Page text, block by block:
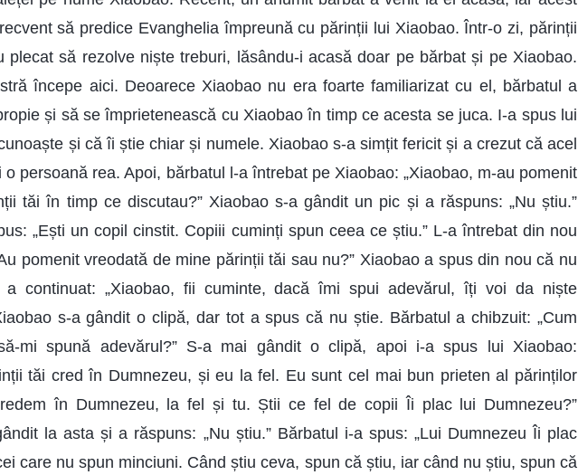
să predice Evanghelia împreună cu părinții lui Xiaobao. Într-o zi, părinții
plecat să rezolve niște treburi, lăsându-i acasă doar pe bărbat și pe Xiaobao.
începe aici. Deoarece Xiaobao nu era foarte familiarizat cu el, bărbatul a
și să se împrietenească cu Xiaobao în timp ce acesta se juca. I-a spus lui
și că îi știe chiar și numele. Xiaobao s-a simțit fericit și a crezut că acel
o persoană rea. Apoi, bărbatul l-a întrebat pe Xiaobao: „Xiaobao, m-au pomenit
tăi în timp ce discutau?” Xiaobao s-a gândit un pic și a răspuns: „Nu știu.”
„Ești un copil cinstit. Copiii cuminți spun ceea ce știu.” L-a întrebat din nou
pomenit vreodată de mine părinții tăi sau nu?” Xiaobao a spus din nou că nu
a continuat: „Xiaobao, fii cuminte, dacă îmi spui adevărul, îți voi da niște
s-a gândit o clipă, dar tot a spus că nu știe. Bărbatul a chibzuit: „Cum
mi spună adevărul?” S-a mai gândit o clipă, apoi i-a spus lui Xiaobao:
tăi cred în Dumnezeu, și eu la fel. Eu sunt cel mai bun prieten al părinților
în Dumnezeu, la fel și tu. Știi ce fel de copii Îi plac lui Dumnezeu?”
la asta și a răspuns: „Nu știu.” Bărbatul i-a spus: „Lui Dumnezeu Îi plac
care nu spun minciuni. Când știu ceva, spun că știu, iar când nu știu, spun că